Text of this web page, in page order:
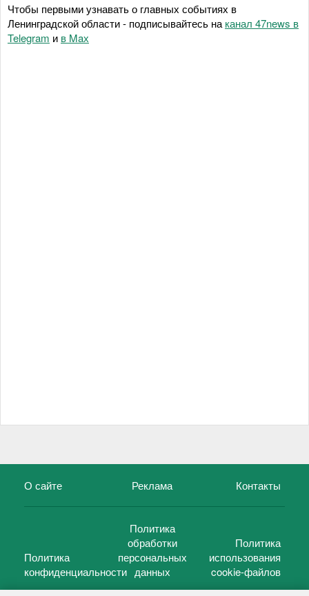
Чтобы первыми узнавать о главных событиях в
Ленинградской области - подписывайтесь на канал 47news в
Telegram и в Maх
О сайте Реклама Контакты
Политика
конфиденциальности
Политика
обработки
персональных
данных
Политика
использования
cookie-файлов